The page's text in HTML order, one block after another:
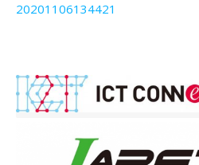
20201106134421